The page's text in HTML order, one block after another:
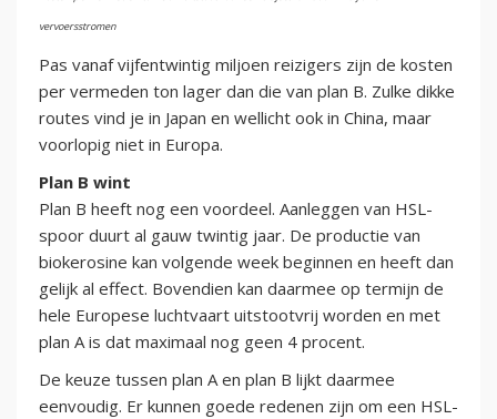
vervoersstromen
Pas vanaf vijfentwintig miljoen reizigers zijn de kosten
per vermeden ton lager dan die van plan B. Zulke dikke
routes vind je in Japan en wellicht ook in China, maar
voorlopig niet in Europa.
Plan B wint
Plan B heeft nog een voordeel. Aanleggen van HSL-
spoor duurt al gauw twintig jaar. De productie van
biokerosine kan volgende week beginnen en heeft dan
gelijk al effect. Bovendien kan daarmee op termijn de
hele Europese luchtvaart uitstootvrij worden en met
plan A is dat maximaal nog geen 4 procent.
De keuze tussen plan A en plan B lijkt daarmee
eenvoudig. Er kunnen goede redenen zijn om een HSL-